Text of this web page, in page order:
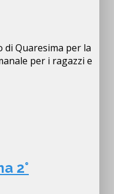
di Quaresima per la
per i ragazzi e
2°